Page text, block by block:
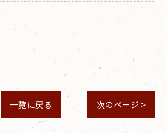
一覧に戻る 次のページ >